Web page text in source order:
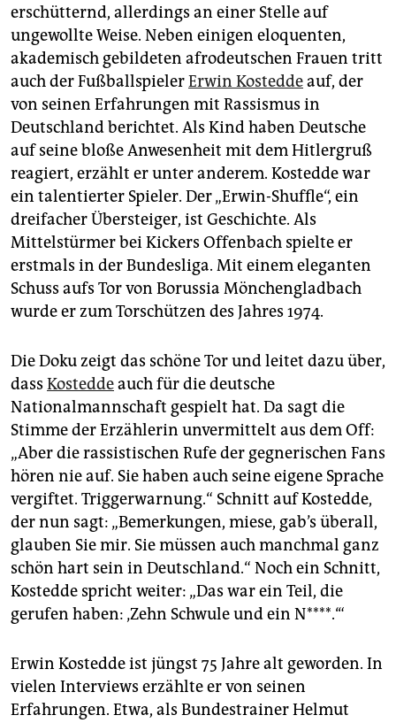
erschütternd, allerdings an einer Stelle auf
ungewollte Weise. Neben einigen eloquenten,
akademisch gebildeten afrodeutschen Frauen tritt
auch der FußballspielerErwin Kosteddeauf, der
von seinen Erfahrungen mit Rassismus in
Deutschland berichtet. Als Kind haben Deutsche
auf seine bloße Anwesenheit mit dem Hitlergruß
reagiert, erzählt er unter anderem. Kostedde war
ein talentierter Spieler. Der „Erwin-Shuffle“, ein
drei­fa­cher Über­steiger, ist Geschichte. Als
Mittelstürmer bei Kickers Offenbach spielte er
erstmals in der Bundesliga. Mit einem eleganten
Schuss aufs Tor von Borussia Mönchengladbach
wurde er zum Torschützen des Jahres 1974.
Die Doku zeigt das schöne Tor und leitet dazu über,
dass Kosteddeauch für die deutsche
Nationalmannschaft gespielt hat. Da sagt die
Stimme der Erzählerin unvermittelt aus dem Off:
„Aber die rassistischen Rufe der gegnerischen Fans
hören nie auf. Sie haben auch seine eigene Sprache
vergiftet. Triggerwarnung.“ Schnitt auf Kostedde,
der nun sagt: „Bemerkungen, miese, gab’s überall,
glauben Sie mir. Sie müssen auch manchmal ganz
schön hart sein in Deutschland.“ Noch ein Schnitt,
Kostedde spricht weiter: „Das war ein Teil, die
gerufen haben: ‚Zehn Schwule und ein N****.‘“
Erwin Kostedde ist jüngst 75 Jahre alt geworden. In
vielen Interviews erzählte er von seinen
Erfahrungen. Etwa, als Bundestrainer Helmut